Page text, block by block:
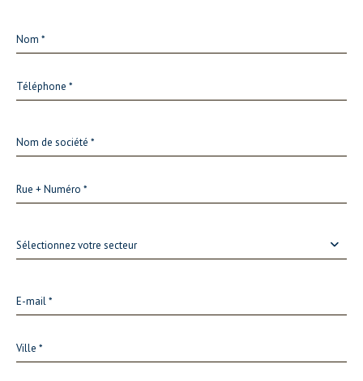
Sélectionnez votre secteur